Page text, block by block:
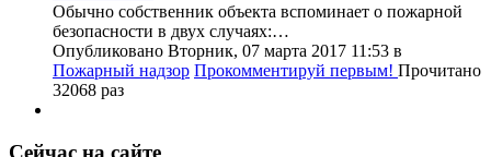
Обычно собственник объекта вспоминает о пожарной
безопасности в двух случаях:…
Опубликовано Вторник, 07 марта 2017 11:53 в
Пожарный надзор Прокомментируй первым! Прочитано
32068 раз
Сейчас на сайте